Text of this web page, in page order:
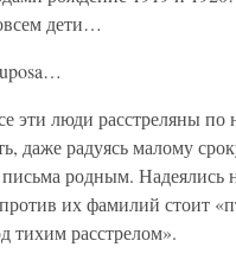
дети…
эти люди расстреляны
даже радуясь малому
родным.
их фамилий стоит
тихим расстрелом».